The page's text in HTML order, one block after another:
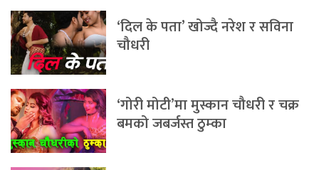
‘दिल के पता’ खोज्दै नरेश र सविना
चौधरी
‘गोरी मोटी’मा मुस्कान चौधरी र चक्र
बमको जबर्जस्त ठुम्का